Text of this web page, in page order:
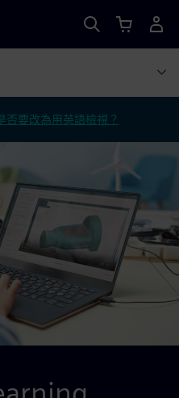
否要改為用英語檢視？